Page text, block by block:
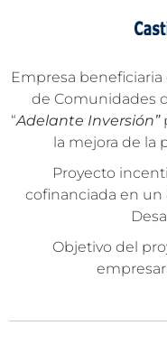
Empresa
de Comunidades
“Adelante Inversión”
la mejora de la
Proyecto
cofinanciada en un
Objetivo del